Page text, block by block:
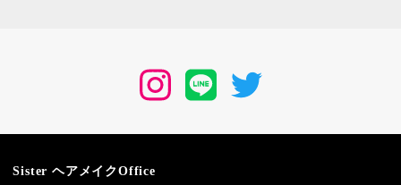
Instagram
LINETwitter
Sister ヘアメイクOffice